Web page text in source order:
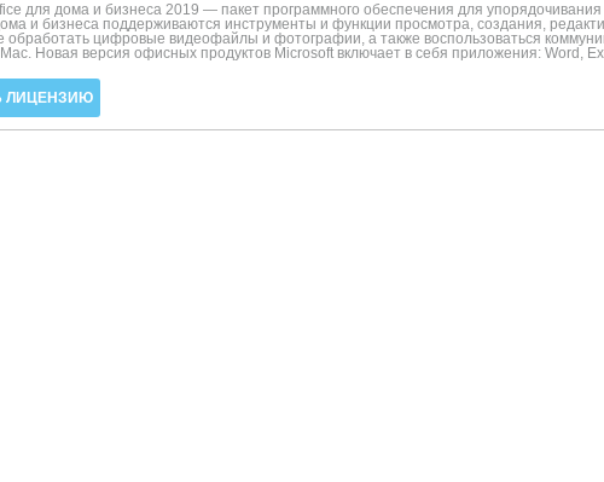
для дома и бизнеса 2019 — пакет программного обеспечения для
и бизнеса поддерживаются инструменты и функции просмотра, создания,
обработать цифровые видеофайлы и фотографии, а также воспользоваться
Новая версия офисных продуктов Microsoft включает в себя приложения: Word,
ЛИЦЕНЗИЮ